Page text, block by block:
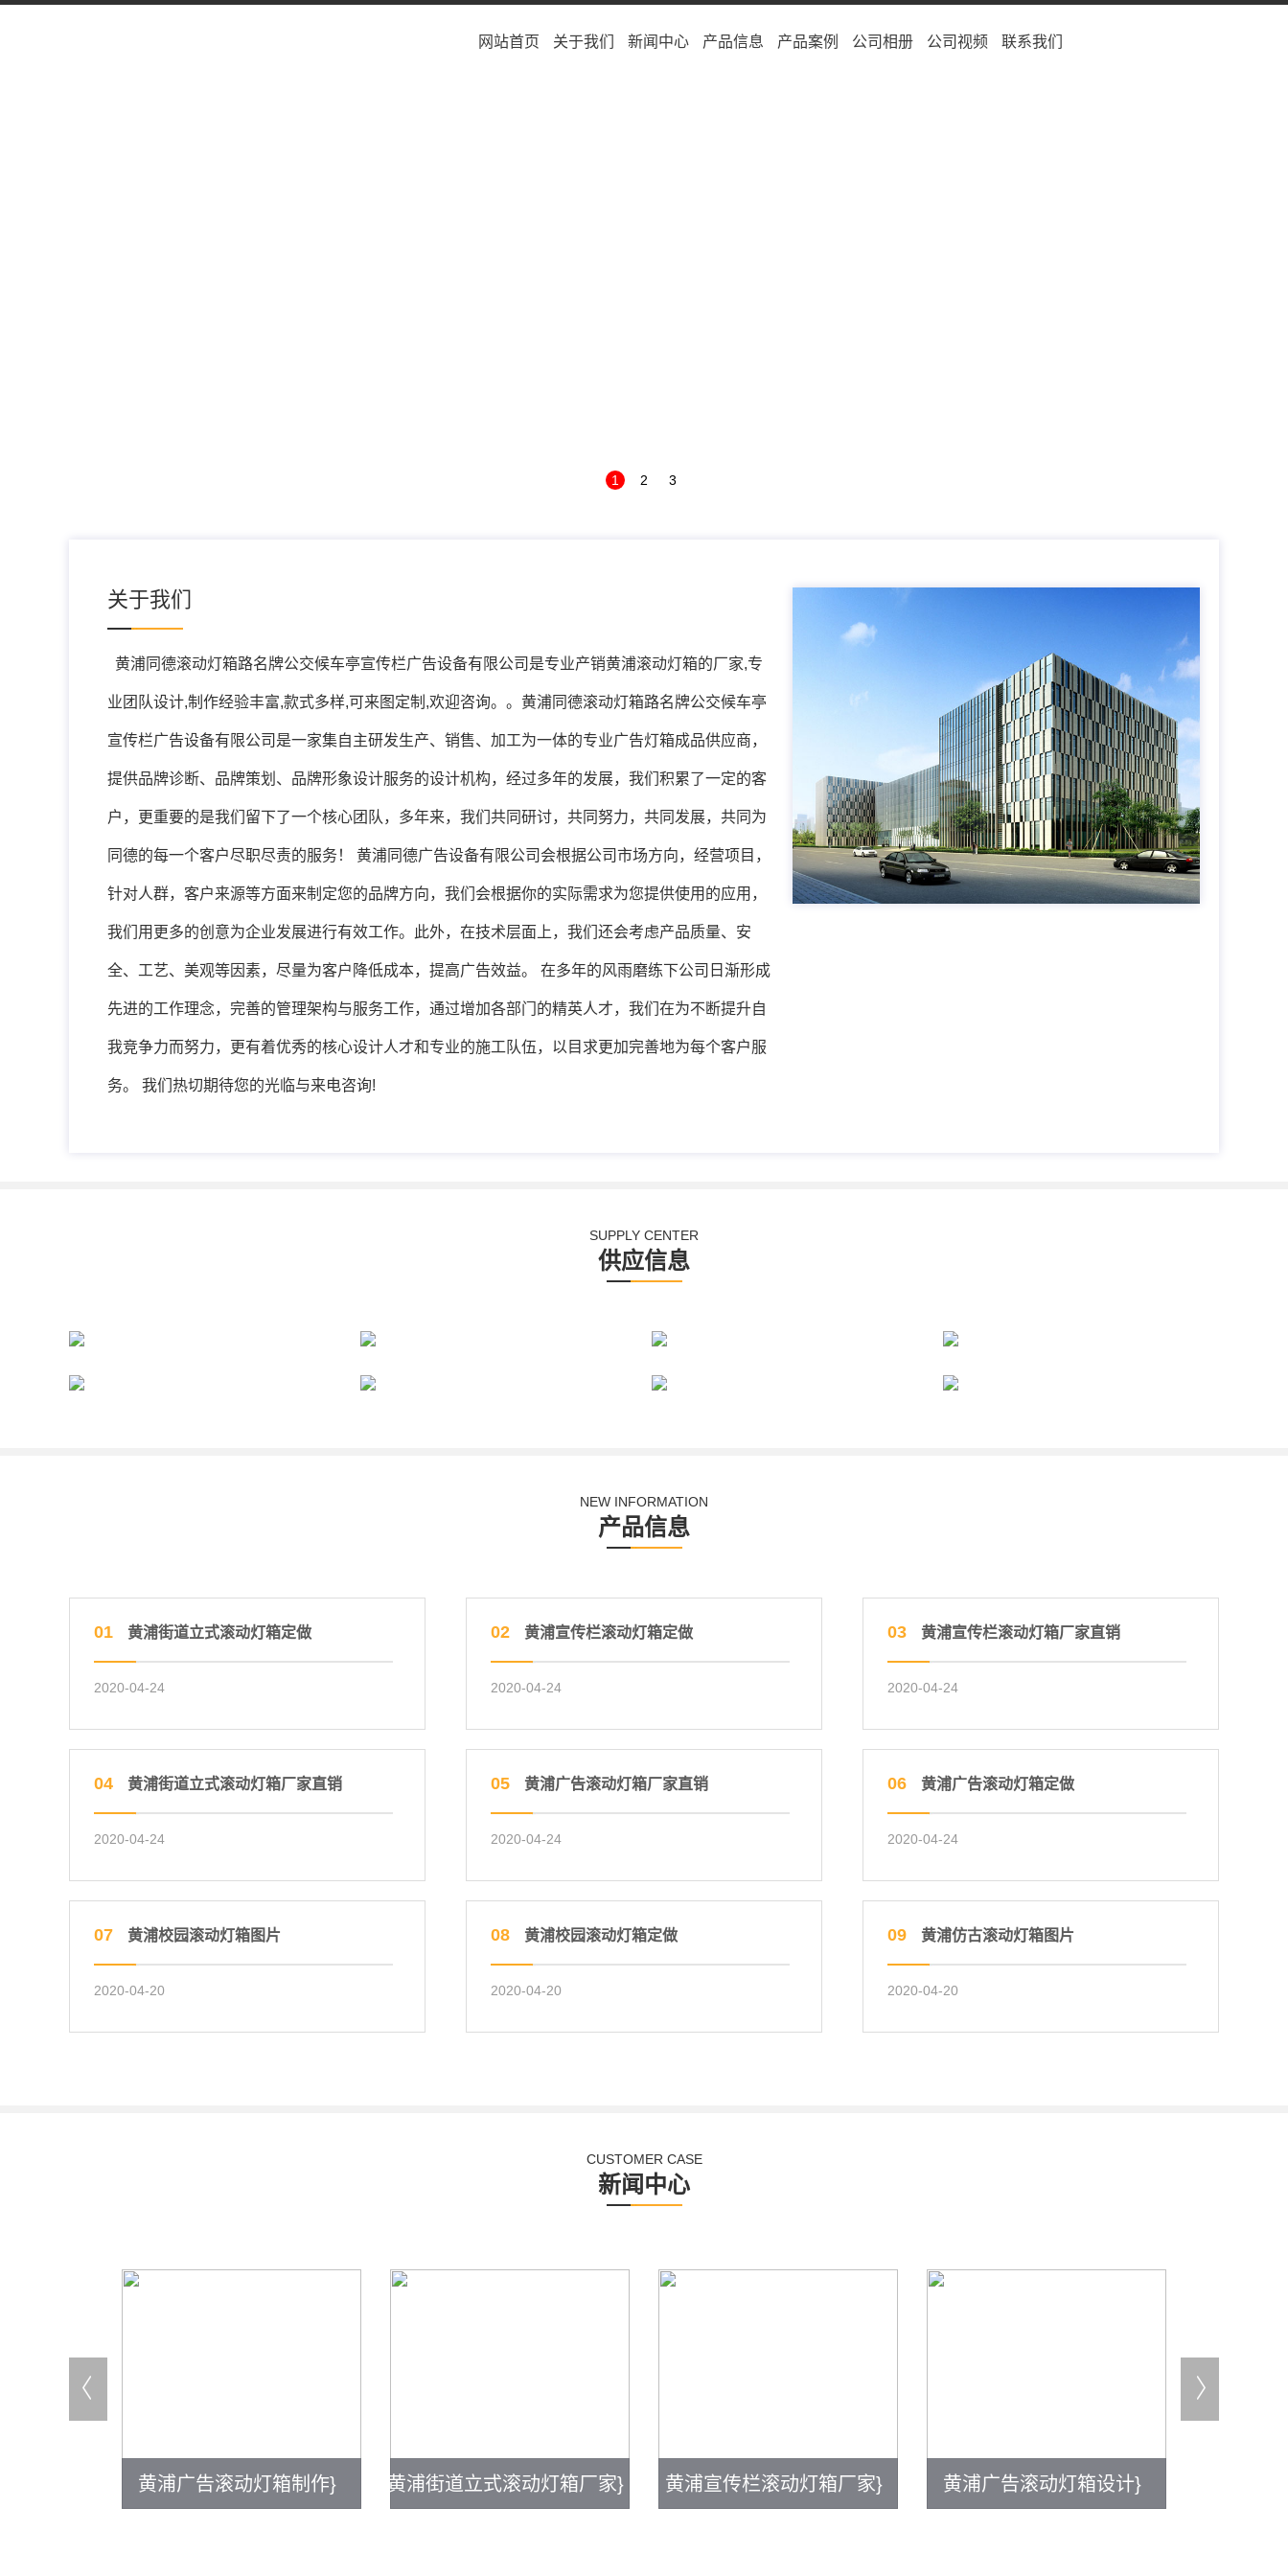
网站首页 关于我们 新闻中心 产品信息 产品案例 公司相册 公司视频 联系我们
1 2 3
关于我们
黄浦同德滚动灯箱路名牌公交候车亭宣传栏广告设备有限公司是专业产销黄浦滚动灯箱的厂家,专
业团队设计,制作经验丰富,款式多样,可来图定制,欢迎咨询。。黄浦同德滚动灯箱路名牌公交候车亭
宣传栏广告设备有限公司是一家集自主研发生产、销售、加工为一体的专业广告灯箱成品供应商，
提供品牌诊断、品牌策划、品牌形象设计服务的设计机构，经过多年的发展，我们积累了一定的客
户，更重要的是我们留下了一个核心团队，多年来，我们共同研讨，共同努力，共同发展，共同为
同德的每一个客户尽职尽责的服务！ 黄浦同德广告设备有限公司会根据公司市场方向，经营项目，
针对人群，客户来源等方面来制定您的品牌方向，我们会根据你的实际需求为您提供使用的应用，
我们用更多的创意为企业发展进行有效工作。此外，在技术层面上，我们还会考虑产品质量、安
全、工艺、美观等因素，尽量为客户降低成本，提高广告效益。 在多年的风雨磨练下公司日渐形成
先进的工作理念，完善的管理架构与服务工作，通过增加各部门的精英人才，我们在为不断提升自
我竞争力而努力，更有着优秀的核心设计人才和专业的施工队伍，以目求更加完善地为每个客户服
务。 我们热切期待您的光临与来电咨询!
SUPPLY CENTER
供应信息
NEW INFORMATION
产品信息
01 黄浦街道立式滚动灯箱定做
2020-04-24
02 黄浦宣传栏滚动灯箱定做
2020-04-24
03 黄浦宣传栏滚动灯箱厂家直销
2020-04-24
04 黄浦街道立式滚动灯箱厂家直销
2020-04-24
05 黄浦广告滚动灯箱厂家直销
2020-04-24
06 黄浦广告滚动灯箱定做
2020-04-24
07 黄浦校园滚动灯箱图片
2020-04-20
08 黄浦校园滚动灯箱定做
2020-04-20
09 黄浦仿古滚动灯箱图片
2020-04-20
CUSTOMER CASE
新闻中心
黄浦广告滚动灯箱制作} 黄浦街道立式滚动灯箱厂家} 黄浦宣传栏滚动灯箱厂家} 黄浦广告滚动灯箱设计}